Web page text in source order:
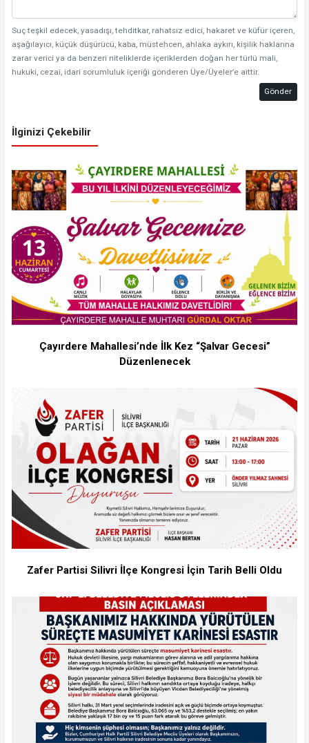
Suç teşkil edecek, yasadışı, tehditkar, rahatsız edici, hakaret ve küfür içeren,
aşağılayıcı, küçük düşürücü, kaba, müstehcen, ahlaka aykırı, kişilik haklarına
zarar verici ya da benzeri niteliklerde içeriklerden doğan her türlü mali,
hukuki, cezai, idari sorumluluk içeriği gönderen Üye/Üyeler’e aittir.
Gönder
İlginizi Çekebilir
Çayırdere Mahallesi’nde İlk Kez “Şalvar Gecesi”
Düzenlenecek
Zafer Partisi Silivri İlçe Kongresi İçin Tarih Belli Oldu